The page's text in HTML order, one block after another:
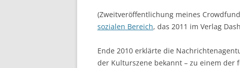
(Zweitveröffentlichung meines
sozialen Bereich, das 2011 im Verlag
Ende 2010 erklärte die
der Kulturszene bekannt – zu einem der